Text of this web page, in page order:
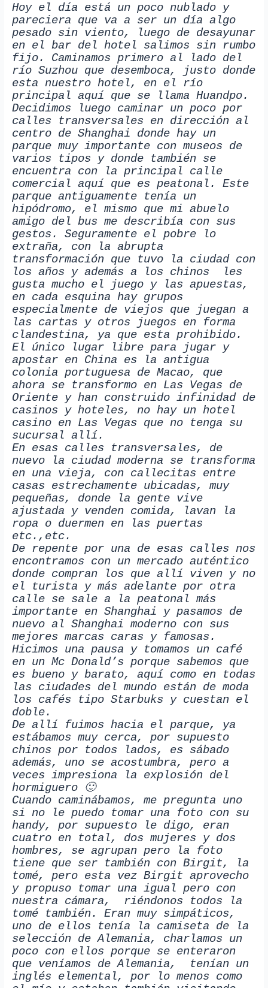
Hoy el día está un poco nublado y
pareciera que va a ser un día algo
pesado sin viento, luego de desayunar
en el bar del hotel salimos sin rumbo
fijo. Caminamos primero al lado del
río Suzhou que desemboca, justo donde
esta nuestro hotel, en el río
principal aquí que se llama Huandpo.
Decidimos luego caminar un poco por
calles transversales en dirección al
centro de Shanghai donde hay un
parque muy importante con museos de
varios tipos y donde también se
encuentra con la principal calle
comercial aquí que es peatonal. Este
parque antiguamente tenía un
hipódromo, el mismo que mi abuelo
amigo del bus me describía con sus
gestos. Seguramente el pobre lo
extraña, con la abrupta
transformación que tuvo la ciudad con
los años y además a los chinos les
gusta mucho el juego y las apuestas,
en cada esquina hay grupos
especialmente de viejos que juegan a
las cartas y otros juegos en forma
clandestina, ya que esta prohibido.
El único lugar libre para jugar y
apostar en China es la antigua
colonia portuguesa de Macao, que
ahora se transformo en Las Vegas de
Oriente y han construido infinidad de
casinos y hoteles, no hay un hotel
casino en Las Vegas que no tenga su
sucursal allí.
En esas calles transversales, de
nuevo la ciudad moderna se transforma
en una vieja, con callecitas entre
casas estrechamente ubicadas, muy
pequeñas, donde la gente vive
ajustada y venden comida, lavan la
ropa o duermen en las puertas
etc.,etc.
De repente por una de esas calles nos
encontramos con un mercado auténtico
donde compran los que allí viven y no
el turista y más adelante por otra
calle se sale a la peatonal más
importante en Shanghai y pasamos de
nuevo al Shanghai moderno con sus
mejores marcas caras y famosas.
Hicimos una pausa y tomamos un café
en un Mc Donald’s porque sabemos que
es bueno y barato, aquí como en todas
las ciudades del mundo están de moda
los cafés tipo Starbuks y cuestan el
doble.
De allí fuimos hacia el parque, ya
estábamos muy cerca, por supuesto
chinos por todos lados, es sábado
además, uno se acostumbra, pero a
veces impresiona la explosión del
hormiguero 🙂
Cuando caminábamos, me pregunta uno
si no le puedo tomar una foto con su
handy, por supuesto le digo, eran
cuatro en total, dos mujeres y dos
hombres, se agrupan pero la foto
tiene que ser también con Birgit, la
tomé, pero esta vez Birgit aprovecho
y propuso tomar una igual pero con
nuestra cámara, riéndonos todos la
tomé también. Eran muy simpáticos,
uno de ellos tenía la camiseta de la
selección de Alemania, charlamos un
poco con ellos porque se enteraron
que veníamos de Alemania, tenían un
inglés elemental, por lo menos como